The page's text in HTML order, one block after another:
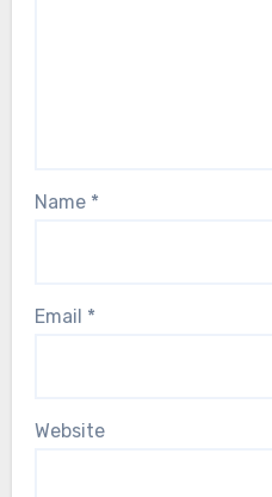
Name *
Email *
Website